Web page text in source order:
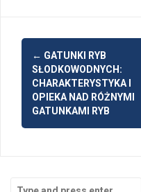
Post
navigation
← GATUNKI RYB
SŁODKOWODNYCH:
CHARAKTERYSTYKA I
OPIEKA NAD RÓŻNYMI
GATUNKAMI RYB
Search